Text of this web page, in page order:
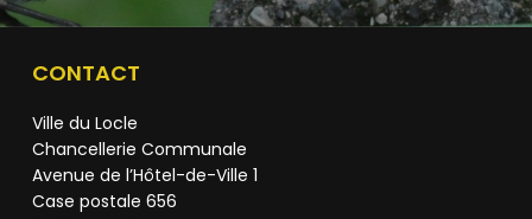
CONTACT
Ville du Locle
Chancellerie Communale
Avenue de l’Hôtel-de-Ville 1
Case postale 656